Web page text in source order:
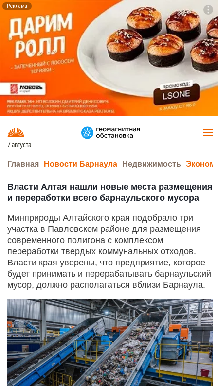
Реклама
7 августа
Главная Новости Барнаула Недвижимость
Власти Алтая нашли новые места размещения
и переработки всего барнаульского мусора
Минприроды Алтайского края подобрало три
участка в Павловском районе для размещения
современного полигона с комплексом
переработки твердых коммунальных отходов.
Власти края уверены, что предприятие, которое
будет принимать и перерабатывать барнаульский
мусор, должно располагаться вблизи Барнаула.